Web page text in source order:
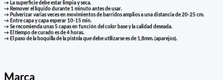
→ La superficie debe estar limpia y seca.
→ Remover el líquido durante 1 minuto antes de usar.
→ Pulverizar varias veces en movimientos de barridos amplios a una distancia de 20-25 cm.
→ Entre capa y capa esperar 10-15 min.
→ Se recomienda unas 5 capas en función del color base y la calidad deseada.
→ El tiempo de curado es de 4 horas.
→ El paso de la boquilla de la pistola que debe utilizarse es de 1,8mm. (aparejos).
Marca